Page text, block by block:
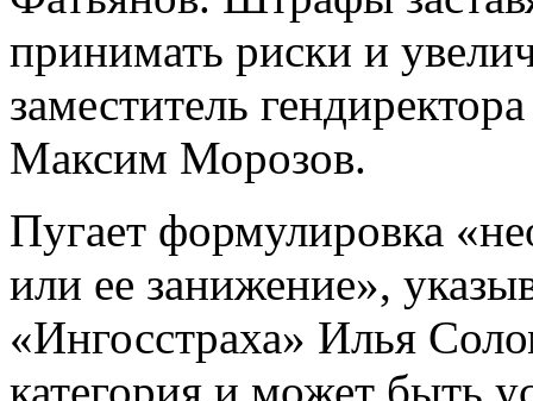
принимать риски и
заместитель
Максим Морозов.
Пугает формулировка
или ее занижение»,
«Ингосстраха» Илья
категория и может быть